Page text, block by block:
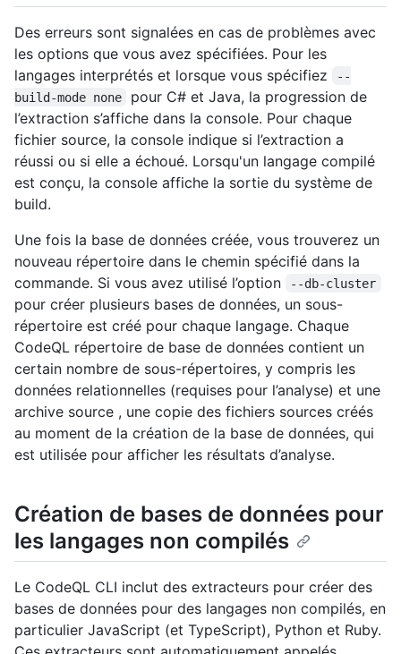
Des erreurs sont signalées en cas de problèmes avec
les options que vous avez spécifiées. Pour les
langages interprétés et lorsque vous spécifiez
--
build-mode none
pour C# et Java, la progression de
l’extraction s’affiche dans la console. Pour chaque
fichier source, la console indique si l’extraction a
réussi ou si elle a échoué. Lorsqu'un langage compilé
est conçu, la console affiche la sortie du système de
build.
Une fois la base de données créée, vous trouverez un
nouveau répertoire dans le chemin spécifié dans la
commande. Si vous avez utilisé l’option
--db-cluster
pour créer plusieurs bases de données, un sous-
répertoire est créé pour chaque langage. Chaque
CodeQL répertoire de base de données contient un
certain nombre de sous-répertoires, y compris les
données relationnelles (requises pour l’analyse) et une
archive source , une copie des fichiers sources créés
au moment de la création de la base de données, qui
est utilisée pour afficher les résultats d’analyse.
Création de bases de données pour
les langages non compilés
Le CodeQL CLI inclut des extracteurs pour créer des
bases de données pour des langages non compilés, en
particulier JavaScript (et TypeScript), Python et Ruby.